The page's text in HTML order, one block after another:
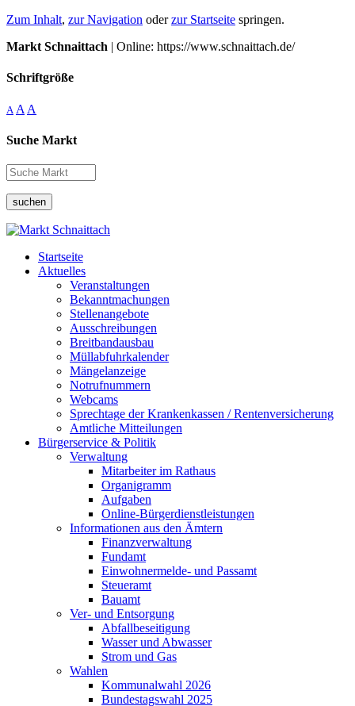
Zum Inhalt, zur Navigation oderzur Startseite springen.
Markt Schnaittach | Online: https://www.schnaittach.de/
Schriftgröße
A A A
Suche Markt
suchen
Startseite
Aktuelles
Veranstaltungen
Bekanntmachungen
Stellenangebote
Ausschreibungen
Breitbandausbau
Müllabfuhrkalender
Mängelanzeige
Notrufnummern
Webcams
Sprechtage der Krankenkassen / Rentenversicherung
Amtliche Mitteilungen
Bürgerservice & Politik
Verwaltung
Mitarbeiter im Rathaus
Organigramm
Aufgaben
Online-Bürgerdienstleistungen
Informationen aus den Ämtern
Finanzverwaltung
Fundamt
Einwohnermelde- und Passamt
Steueramt
Bauamt
Ver- und Entsorgung
Abfallbeseitigung
Wasser und Abwasser
Strom und Gas
Wahlen
Kommunalwahl 2026
Bundestagswahl 2025